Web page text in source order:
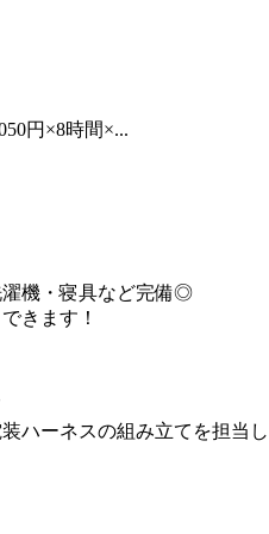
円×8時間×...
機・寝具など完備◎
きます！
ハーネスの組み立てを担当